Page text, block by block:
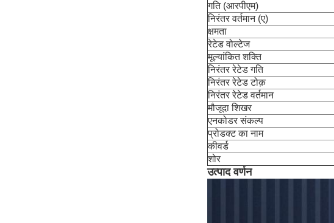
गति (आरपीएम)
निरंतर वर्तमान (ए)
क्षमता
रेटेड वोल्टेज
मूल्यांकित शक्ति
निरंतर रेटेड गति
निरंतर रेटेड टोक़
निरंतर रेटेड वर्तमान
मौजूदा शिखर
एनकोडर संकल्प
प्रोडक्ट का नाम
कीवर्ड
शोर
उत्पाद वर्णन